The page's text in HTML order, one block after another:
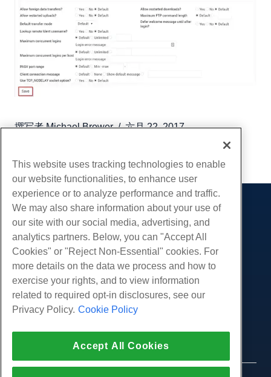
撰写者 Michael Brower/六月 22, 2017
产品展示
虚拟主机
企业主机
转销商托管
白标经销商
管理Linux VPS
非托管Linux VPS
管理Windows. VPS
非托管Windows VPS
云服务器
服务
社区
产品资料
公司
关于我们
按
在线聊天
This website uses tracking technologies to enable
our website functionalities, to enhance user
experience or to analyze performance and traffic.
We may also share information about your use of
our site with our social media, advertising, and
analytics partners. Below, you can "Accept All
Cookies" or "Reject Non-Essential" cookies. For
more details on the data we process and how to
exercise your rights, and to view information
related to required opt-in disclosures, see our
Privacy Policy. Cookie Policy
Accept All Cookies